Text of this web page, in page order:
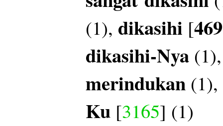
(1), dikasihi [
dikasihi-Nya
merindukan (1),
Ku [3165] (1)